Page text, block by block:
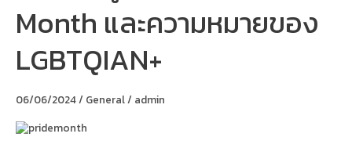
Month และความหมายของ
LGBTQIAN+
06/06/2024/ General/ admin
Pride
Month
ความ
หมาย
LGBTQIAN+